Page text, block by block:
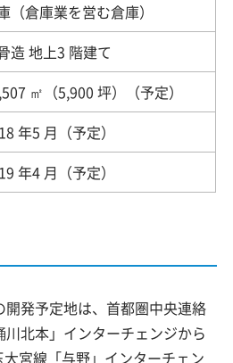
（倉庫業を営む倉庫）
造 地上3 階建て
㎡（5,900 坪）（予定）
年5 月（予定）
年4 月（予定）
開発予定地は、首都圏中央連絡
北本」インターチェンジから
宮線「与野」インターチェン